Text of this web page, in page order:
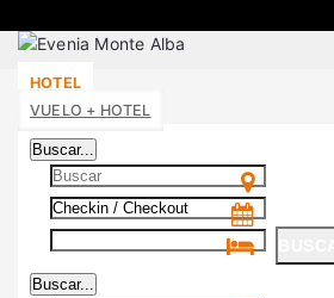
HOTEL
VUELO + HOTEL
Buscar...
Buscar...